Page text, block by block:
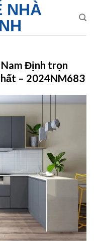
Định trọn
– 2024NM683